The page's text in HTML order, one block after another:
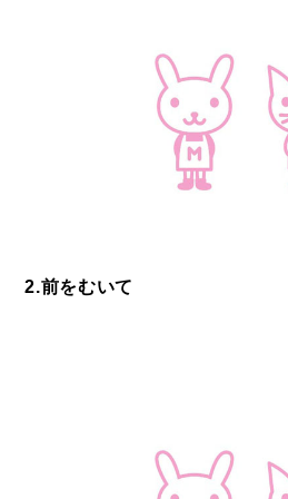
2.前をむいて